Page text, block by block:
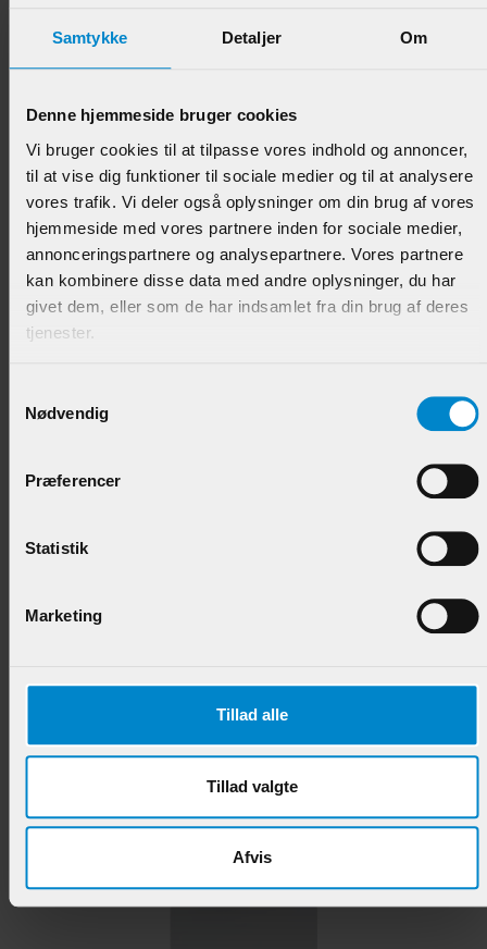
Samtykke Detaljer Om
Denne hjemmeside bruger cookies
Vi bruger cookies til at tilpasse vores indhold og annoncer,
til at vise dig funktioner til sociale medier og til at analysere
vores trafik. Vi deler også oplysninger om din brug af vores
hjemmeside med vores partnere inden for sociale medier,
annonceringspartnere og analysepartnere. Vores partnere
kan kombinere disse data med andre oplysninger, du har
givet dem, eller som de har indsamlet fra din brug af deres
tjenester.
Nødvendig
Præferencer
Statistik
Marketing
Tillad alle
Tillad valgte
Afvis
Glasfalsliste m / 20 mm fals - 10 x 28 mm Teak -
UDGÅR!
Varenr.: 901298
118,95 DKK/M
64,95 DKK/M
Andre produkter i samme kategori